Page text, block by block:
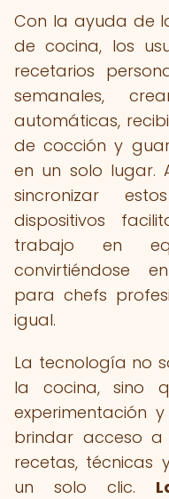
Con la ayuda de
de cocina, los
recetarios
semanales,
automáticas,
de cocción y
en un solo lugar.
sincronizar
dispositivos
trabajo en
convirtiéndose
para chefs
igual.
La tecnología no
la cocina, sino
experimentación
brindar acceso
recetas, técnicas
un solo clic.